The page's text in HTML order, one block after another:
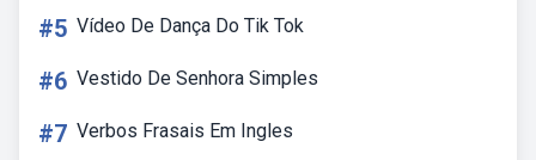
#5 Vídeo De Dança Do Tik Tok
#6 Vestido De Senhora Simples
#7 Verbos Frasais Em Ingles